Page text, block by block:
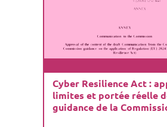
Cyber Resilience Act :
limites et portée réelle
guidance de la